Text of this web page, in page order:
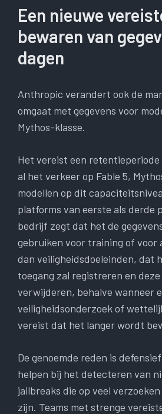
Een nieuwe
bewaren van
dagen
Anthropic verandert ook de
omgaat met gegevens voor
Mythos-klasse.
Het vereist een retentieperiode
al het verkeer op Fable 5,
modellen op dit
platforms van eerste als derde
bedrijf zegt dat het de
gebruiken voor training of voor
dan veiligheidsdoeleinden, dat
toegang zal registreren en
verwijderen, behalve wanneer
veiligheidsonderzoek of
vereist dat het langer wordt
De genoemde reden is
helpen bij het detecteren van
jailbreaks die op veel
zijn. Teams met strenge